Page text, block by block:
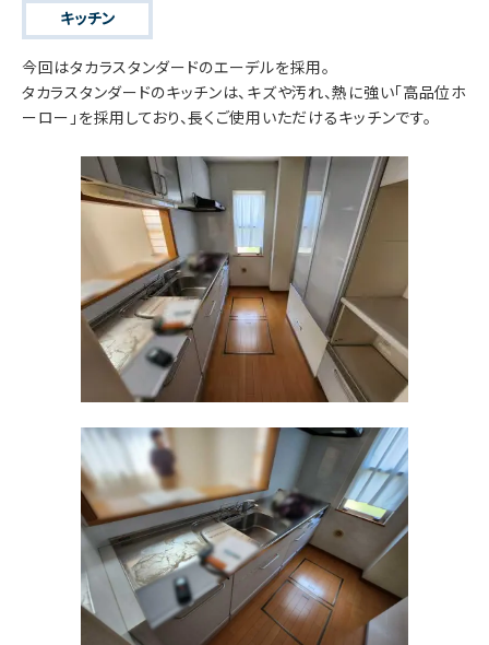
キッチン
今回はタカラスタンダードのエーデルを採用。
タカラスタンダードのキッチンは、キズや汚れ、熱に強い「高品位ホ
ーロー」を採用しており、長くご使用いただけるキッチンです。